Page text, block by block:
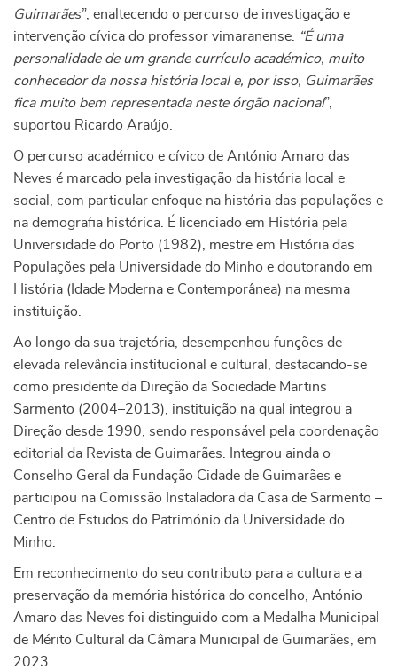
Guimarães”, enaltecendo o percurso de investigação e
intervenção cívica do professor vimaranense.
“É uma
personalidade de um grande currículo académico, muito
conhecedor da nossa história local e, por isso, Guimarães
fica muito bem representada neste órgão nacional”,
suportou Ricardo Araújo.
O percurso académico e cívico de António Amaro das
Neves é marcado pela investigação da história local e
social, com particular enfoque na história das populações e
na demografia histórica. É licenciado em História pela
Universidade do Porto (1982), mestre em História das
Populações pela Universidade do Minho e doutorando em
História (Idade Moderna e Contemporânea) na mesma
instituição.
Ao longo da sua trajetória, desempenhou funções de
elevada relevância institucional e cultural, destacando-se
como presidente da Direção da Sociedade Martins
Sarmento (2004–2013), instituição na qual integrou a
Direção desde 1990, sendo responsável pela coordenação
editorial da Revista de Guimarães. Integrou ainda o
Conselho Geral da Fundação Cidade de Guimarães e
participou na Comissão Instaladora da Casa de Sarmento –
Centro de Estudos do Património da Universidade do
Minho.
Em reconhecimento do seu contributo para a cultura e a
preservação da memória histórica do concelho, António
Amaro das Neves foi distinguido com a Medalha Municipal
de Mérito Cultural da Câmara Municipal de Guimarães, em
2023.